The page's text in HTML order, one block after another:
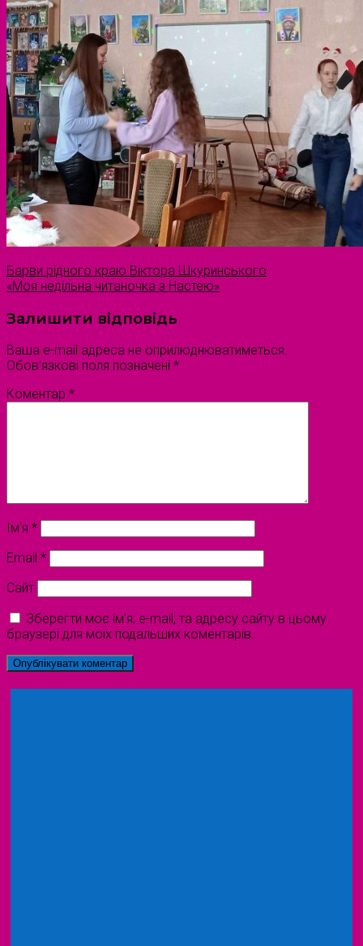
Барви рідного краю Віктора Шкуринського
«Моя недільна читаночка з Настею»
Залишити відповідь
Ваша e-mail адреса не оприлюднюватиметься.
Обов’язкові поля позначені *
Коментар *
Ім'я *
Email *
Сайт
Зберегти моє ім'я, e-mail, та адресу сайту в цьому
браузері для моїх подальших коментарів.